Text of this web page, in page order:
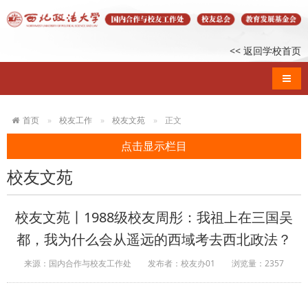
<< 返回学校首页
导航
首页 校友工作 校友文苑 正文
点击显示栏目
校友文苑
校友文苑丨1988级校友周彤：我祖上在三国吴
都，我为什么会从遥远的西域考去西北政法？
来源：国内合作与校友工作处 发布者：校友办01 浏览量： 2357